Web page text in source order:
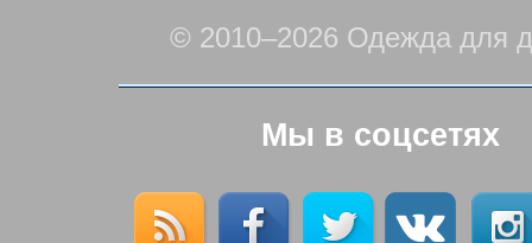
© 2010–2026 Одежда для
Мы в соцсетях